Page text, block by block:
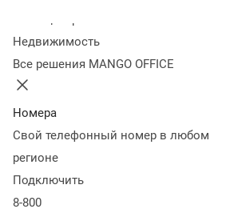
Недвижимость
Все решения MANGO OFFICE
Номера
Свой телефонный номер в любом
регионе
Подключить
8-800
бизнеса
07 октября 202512 341
Оглавление
Что такое IVR (голосовое меню)
Преимущества голосового
бизнеса
подключить и настроить IVR
← Журнал